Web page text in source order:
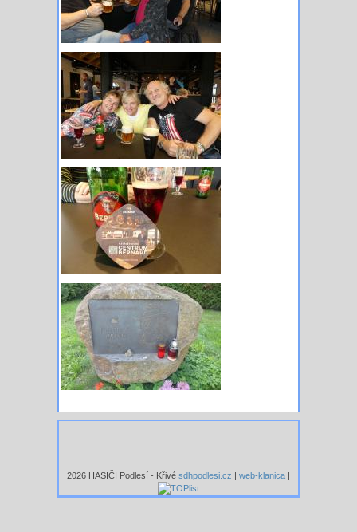
2026 HASIČI Podlesí - Křivé sdhpodlesi.cz | web-klanica |